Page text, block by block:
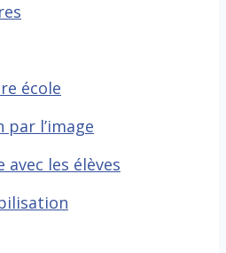
école
l’image
avec les élèves